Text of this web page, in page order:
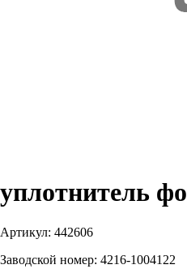
уплотнитель
Артикул: 442606
Заводской номер: 4216-1004122